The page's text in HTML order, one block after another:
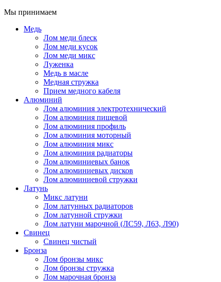
Мы принимаем
Медь
Лом меди блеск
Лом меди кусок
Лом меди микс
Луженка
Медь в масле
Медная стружка
Прием медного кабеля
Алюминий
Лом алюминия электротехнический
Лом алюминия пищевой
Лом алюминия профиль
Лом алюминия моторный
Лом алюминия микс
Лом алюминия радиаторы
Лом алюминиевых банок
Лом алюминиевых дисков
Лом алюминиевой стружки
Латунь
Микс латуни
Лом латунных радиаторов
Лом латунной стружки
Лом латуни марочной (ЛС59, Л63, Л90)
Свинец
Свинец чистый
Бронза
Лом бронзы микс
Лом бронзы стружка
Лом марочная бронза